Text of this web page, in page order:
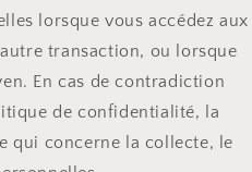
lorsque vous accédez aux
transaction, ou lorsque
En cas de contradiction
de confidentialité, la
qui concerne la collecte, le